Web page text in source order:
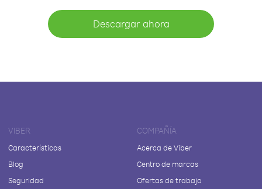
Descargar ahora
VIBER
Características
Blog
Seguridad
COMPAÑÍA
Acerca de Viber
Centro de marcas
Ofertas de trabajo